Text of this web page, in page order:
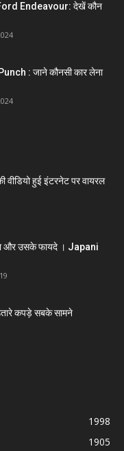
Endeavour: देखें कौन
: जाने कौनसी कार लेना
वीडियो हुई इंटरनेट पर वायरल
और उसके फायदे । Japani
कपड़े सबके सामने
1998
1905